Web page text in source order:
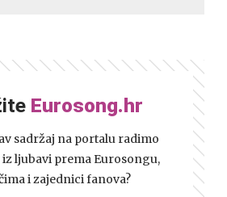
Eurosong.hr
sadržaj na portalu radimo
ljubavi prema Eurosongu,
i zajednici fanova?